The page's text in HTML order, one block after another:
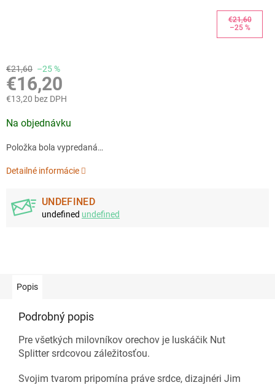
€21,60
–25 %
€21,60 –25 %
€16,20
€13,20 bez DPH
cena:
Na objednávku
Položka bola vypredaná…
Detailné informácie
UNDEFINED
undefined undefined
Popis
Podrobný popis
Pre všetkých milovníkov orechov je luskáčik Nut
Splitter srdcovou záležitosťou.
Svojim tvarom pripomína práve srdce, dizajnéri Jim